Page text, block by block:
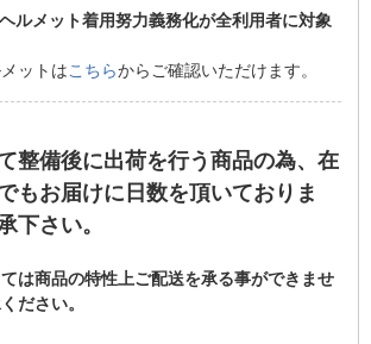
ルメット着用努力義務化が全利用者に対象
ットはこちらからご確認いただけます。
整備後に出荷を行う商品の為、在
もお届けに日数を頂いておりま
下さい。
は商品の特性上ご配送を承る事ができませ
ださい。